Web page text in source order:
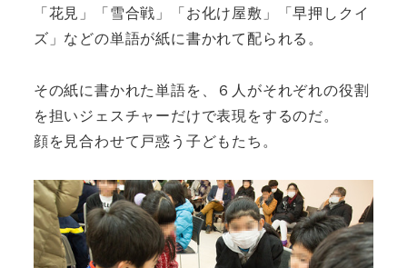
「花見」「雪合戦」「お化け屋敷」「早押しクイ
ズ」などの単語が紙に書かれて配られる。
その紙に書かれた単語を、６人がそれぞれの役割
を担いジェスチャーだけで表現をするのだ。
顔を見合わせて戸惑う子どもたち。